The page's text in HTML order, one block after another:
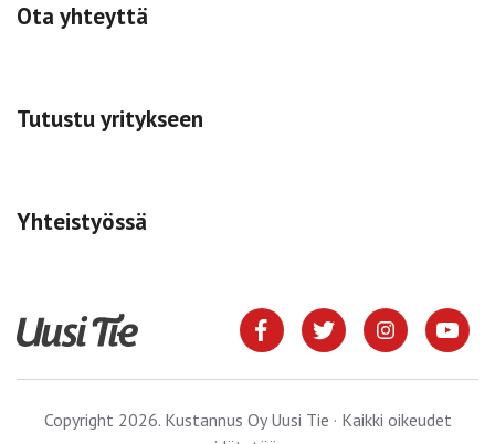
Ota yhteyttä
Tutustu yritykseen
Yhteistyössä
Copyright 2026. Kustannus Oy Uusi Tie · Kaikki oikeudet